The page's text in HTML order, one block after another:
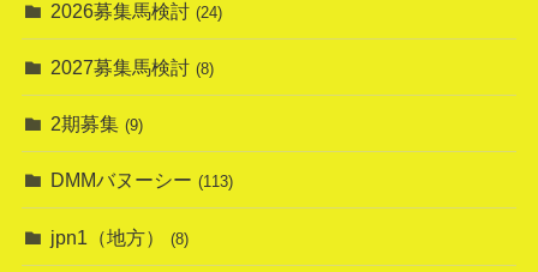
2026募集馬検討 (24)
2027募集馬検討 (8)
2期募集 (9)
DMMバヌーシー (113)
jpn1（地方） (8)